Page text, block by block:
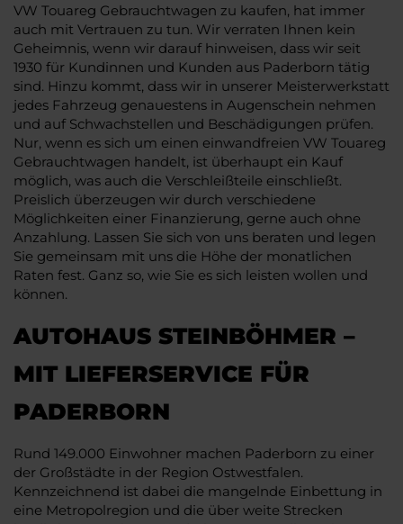
VW Touareg Gebrauchtwagen zu kaufen, hat immer
auch mit Vertrauen zu tun. Wir verraten Ihnen kein
Geheimnis, wenn wir darauf hinweisen, dass wir seit
1930 für Kundinnen und Kunden aus Paderborn tätig
sind. Hinzu kommt, dass wir in unserer Meisterwerkstatt
jedes Fahrzeug genauestens in Augenschein nehmen
und auf Schwachstellen und Beschädigungen prüfen.
Nur, wenn es sich um einen einwandfreien VW Touareg
Gebrauchtwagen handelt, ist überhaupt ein Kauf
möglich, was auch die Verschleißteile einschließt.
Preislich überzeugen wir durch verschiedene
Möglichkeiten einer Finanzierung, gerne auch ohne
Anzahlung. Lassen Sie sich von uns beraten und legen
Sie gemeinsam mit uns die Höhe der monatlichen
Raten fest. Ganz so, wie Sie es sich leisten wollen und
können.
AUTOHAUS STEINBÖHMER –
MIT LIEFERSERVICE FÜR
PADERBORN
Rund 149.000 Einwohner machen Paderborn zu einer
der Großstädte in der Region Ostwestfalen.
Kennzeichnend ist dabei die mangelnde Einbettung in
eine Metropolregion und die über weite Strecken